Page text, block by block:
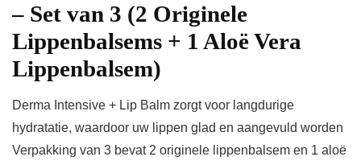
– Set van 3 (2 Originele
Lippenbalsems + 1 Aloë Vera
Lippenbalsem)
Derma Intensive + Lip Balm zorgt voor langdurige
hydratatie, waardoor uw lippen glad en aangevuld worden
Verpakking van 3 bevat 2 originele lippenbalsem en 1 aloë